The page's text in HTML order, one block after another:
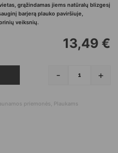
grąžindamas jiems natūralų blizgesį
barjerą plauko paviršiuje,
veiksnių.
13,49 €
produkto
- +
priemonės, Plaukams